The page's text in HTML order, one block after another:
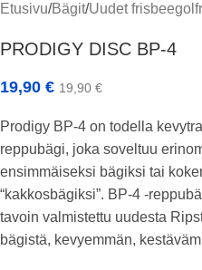
Etusivu/Bägit/Uudet
PRODIGY DISC BP-4
19,90 € 19,90 €
Prodigy BP-4 on todella
reppubägi, joka soveltuu
ensimmäiseksi bägiksi tai
“kakkosbägiksi”. BP-4 -
tavoin valmistettu uudesta
bägistä, kevyemmän,